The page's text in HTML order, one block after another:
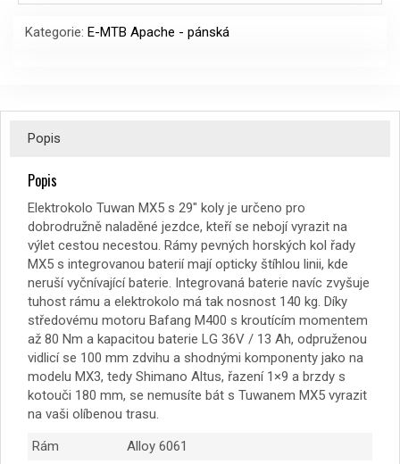
Kategorie: E-MTB Apache - pánská
Popis
Popis
Elektrokolo Tuwan MX5 s 29″ koly je určeno pro
dobrodružně naladěné jezdce, kteří se nebojí vyrazit na
výlet cestou necestou. Rámy pevných horských kol řady
MX5 s integrovanou baterií mají opticky štíhlou linii, kde
neruší vyčnívající baterie. Integrovaná baterie navíc zvyšuje
tuhost rámu a elektrokolo má tak nosnost 140 kg. Díky
středovému motoru Bafang M400 s kroutícím momentem
až 80 Nm a kapacitou baterie LG 36V / 13 Ah, odpruženou
vidlicí se 100 mm zdvihu a shodnými komponenty jako na
modelu MX3, tedy Shimano Altus, řazení 1×9 a brzdy s
kotouči 180 mm, se nemusíte bát s Tuwanem MX5 vyrazit
na vaši olíbenou trasu.
Rám
Alloy 6061